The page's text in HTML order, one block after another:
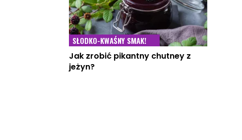
SŁODKO-KWAŚNY SMAK!
Jak zrobić pikantny chutney z
jeżyn?